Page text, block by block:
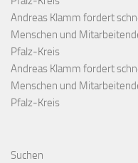
Andreas Klamm fordert
Menschen und
Pfalz-Kreis
Andreas Klamm fordert
Menschen und
Pfalz-Kreis
Suchen